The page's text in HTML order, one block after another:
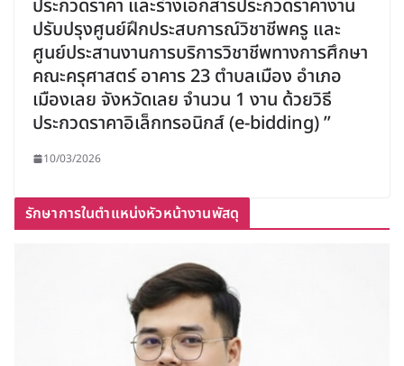
ประกวดราคา และร่างเอกสารประกวดราคางาน
ปรับปรุงศูนย์ฝึกประสบการณ์วิชาชีพครู และ
ศูนย์ประสานงานการบริการวิชาชีพทางการศึกษา
คณะครุศาสตร์ อาคาร 23 ตำบลเมือง อำเภอ
เมืองเลย จังหวัดเลย จำนวน 1 งาน ด้วยวิธี
ประกวดราคาอิเล็กทรอนิกส์ (e-bidding) ”
10/03/2026
รักษาการในตำแหน่งหัวหน้างานพัสดุ